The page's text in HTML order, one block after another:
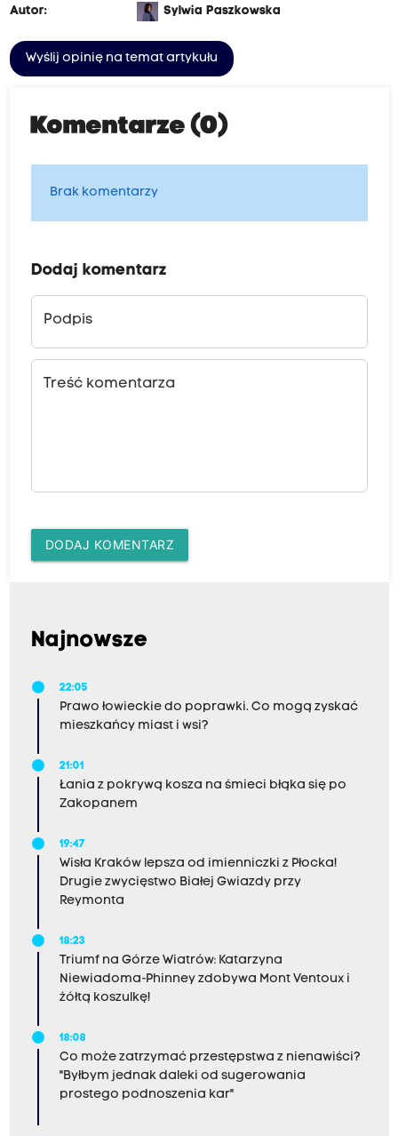
Autor: Sylwia Paszkowska
Wyślij opinię na temat artykułu
Komentarze (0)
Brak komentarzy
Dodaj komentarz
Podpis
Treść komentarza
DODAJ KOMENTARZ
Najnowsze
22:05
Prawo łowieckie do poprawki. Co mogą zyskać
mieszkańcy miast i wsi?
21:01
Łania z pokrywą kosza na śmieci błąka się po
Zakopanem
19:47
Wisła Kraków lepsza od imienniczki z Płocka!
Drugie zwycięstwo Białej Gwiazdy przy
Reymonta
18:23
Triumf na Górze Wiatrów: Katarzyna
Niewiadoma-Phinney zdobywa Mont Ventoux i
żółtą koszulkę!
18:08
Co może zatrzymać przestępstwa z nienawiści?
"Byłbym jednak daleki od sugerowania
prostego podnoszenia kar"